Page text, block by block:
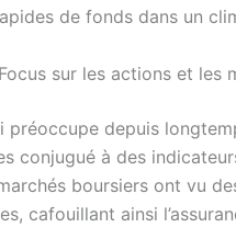
de fonds dans un
sur les actions et les
depuis
conjugué à des
boursiers ont vu
cafouillant ainsi